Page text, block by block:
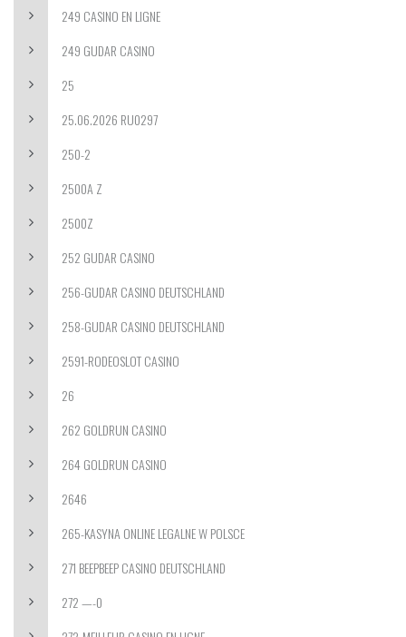
249 CASINO EN LIGNE
249 GUDAR CASINO
25
25.06.2026 RU0297
250-2
2500A Z
2500Z
252 GUDAR CASINO
256-GUDAR CASINO DEUTSCHLAND
258-GUDAR CASINO DEUTSCHLAND
2591-RODEOSLOT CASINO
26
262 GOLDRUN CASINO
264 GOLDRUN CASINO
2646
265-KASYNA ONLINE LEGALNE W POLSCE
271 BEEPBEEP CASINO DEUTSCHLAND
272 —-0